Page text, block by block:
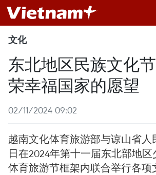
文化
东北地区民族文化
荣幸福国家的愿望
02/11/2024 09:02
越南文化体育旅游部与谅山省人
日在2024年第十一届东北部地
体育旅游节框架内联合举行各项